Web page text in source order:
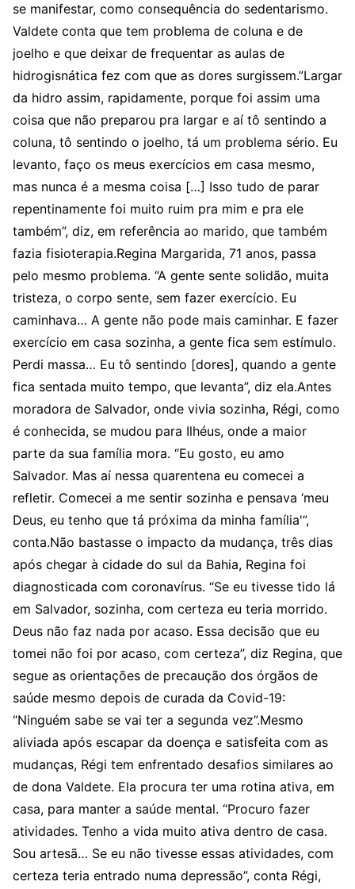
se manifestar, como consequência do sedentarismo.
Valdete conta que tem problema de coluna e de
joelho e que deixar de frequentar as aulas de
hidrogisnática fez com que as dores surgissem.”Largar
da hidro assim, rapidamente, porque foi assim uma
coisa que não preparou pra largar e aí tô sentindo a
coluna, tô sentindo o joelho, tá um problema sério. Eu
levanto, faço os meus exercícios em casa mesmo,
mas nunca é a mesma coisa […] Isso tudo de parar
repentinamente foi muito ruim pra mim e pra ele
também”, diz, em referência ao marido, que também
fazia fisioterapia.Regina Margarida, 71 anos, passa
pelo mesmo problema. “A gente sente solidão, muita
tristeza, o corpo sente, sem fazer exercício. Eu
caminhava… A gente não pode mais caminhar. E fazer
exercício em casa sozinha, a gente fica sem estímulo.
Perdi massa… Eu tô sentindo [dores], quando a gente
fica sentada muito tempo, que levanta”, diz ela.Antes
moradora de Salvador, onde vivia sozinha, Régi, como
é conhecida, se mudou para Ilhéus, onde a maior
parte da sua família mora. “Eu gosto, eu amo
Salvador. Mas aí nessa quarentena eu comecei a
refletir. Comecei a me sentir sozinha e pensava ‘meu
Deus, eu tenho que tá próxima da minha família'”,
conta.Não bastasse o impacto da mudança, três dias
após chegar à cidade do sul da Bahia, Regina foi
diagnosticada com coronavírus. “Se eu tivesse tido lá
em Salvador, sozinha, com certeza eu teria morrido.
Deus não faz nada por acaso. Essa decisão que eu
tomei não foi por acaso, com certeza”, diz Regina, que
segue as orientações de precaução dos órgãos de
saúde mesmo depois de curada da Covid-19:
“Ninguém sabe se vai ter a segunda vez”.Mesmo
aliviada após escapar da doença e satisfeita com as
mudanças, Régi tem enfrentado desafios similares ao
de dona Valdete. Ela procura ter uma rotina ativa, em
casa, para manter a saúde mental. “Procuro fazer
atividades. Tenho a vida muito ativa dentro de casa.
Sou artesã… Se eu não tivesse essas atividades, com
certeza teria entrado numa depressão”, conta Régi,